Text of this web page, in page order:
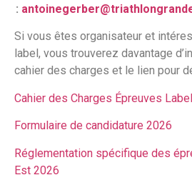
:
Si vous êtes organisateur et
label, vous trouverez davantage
cahier des charges et le lien pour
Cahier des Charges Épreuves
Formulaire de candidature 2026
Réglementation spécifique des
Est 2026